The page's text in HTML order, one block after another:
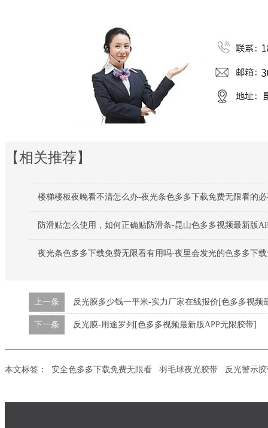
【相关推荐】
楼梯楼板夜晚看不清怎么办-夜光条色多多下载免费无限看的
防滑贴怎么使用，如何正确贴防滑条-昆山色多多视频最新版
夜光条色多多下载免费无限看有用吗-夜里会发光的色多多下
上一条 反光膜多少钱一平米-实力厂家在线报价[色多多视频
下一条 反光膜-用途罗列[色多多视频最新版APP无限胶带]
本文标签： 安全色多多下载免费无限看 羽毛球夜光胶带 反光警示